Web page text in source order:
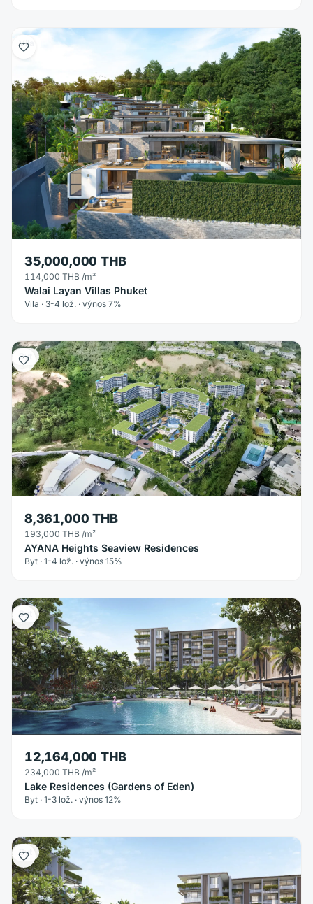
Vila
35,000,000 THB
114,000 THB /m²
Walai Layan Villas Phuket
Vila · 3-4 lož. · výnos 7%
Byt
8,361,000 THB
193,000 THB /m²
AYANA Heights Seaview Residences
Byt · 1-4 lož. · výnos 15%
Byt
12,164,000 THB
234,000 THB /m²
Lake Residences (Gardens of Eden)
Byt · 1-3 lož. · výnos 12%
Byt